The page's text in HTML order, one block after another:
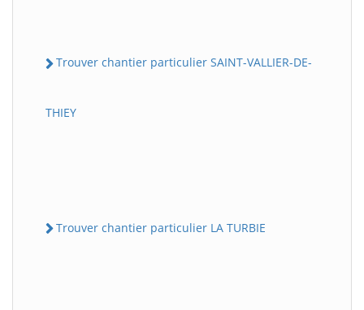
Trouver chantier particulier SAINT-VALLIER-DE-
THIEY
Trouver chantier particulier LA TURBIE